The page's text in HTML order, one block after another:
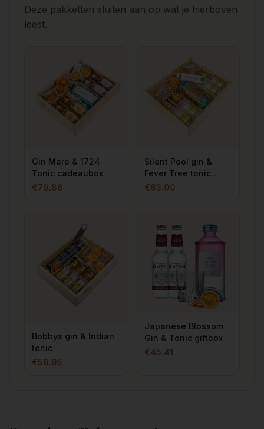
Deze pakketten sluiten aan op wat je hierboven
leest.
Gin Mare & 1724
Tonic cadeaubox
€79.86
Silent Pool gin &
Fever Tree tonic
giftbox
€63.00
Bobbys gin & Indian
tonic
€58.95
Japanese Blossom
Gin & Tonic giftbox
€45.41